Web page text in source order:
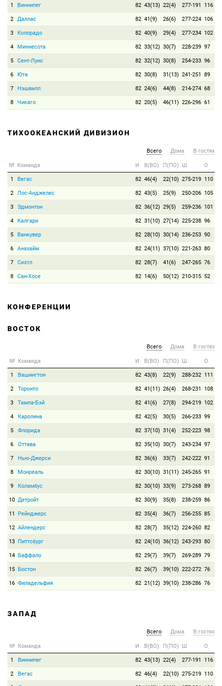
1 Виннипег 82 43(13) 22(4) 277-191 116
2 Даллас 82 41(9) 26(6) 277-224 106
3 Колорадо 82 40(9) 29(4) 277-234 102
4 Миннесота 82 33(12) 30(7) 228-239 97
5 Сент-Луис 82 32(12) 30(8) 254-233 96
6 Юта 82 30(8) 31(13) 241-251 89
7 Нэшвилл 82 24(6) 44(8) 214-274 68
8 Чикаго 82 20(5) 46(11) 226-296 61
ТИХООКЕАНСКИЙ ДИВИЗИОН
Всего Дома В гостях
№ Команда И В(ВО) П(ПО) Ш О
1 Вегас 82 46(4) 22(10) 275-219 110
2 Лос-Анджелес 82 43(5) 25(9) 250-206 105
3 Эдмонтон 82 36(12) 29(5) 259-236 101
4 Калгари 82 31(10) 27(14) 225-238 96
5 Ванкувер 82 28(10) 30(14) 236-253 90
6 Анахайм 82 24(11) 37(10) 221-263 80
7 Сиэтл 82 28(7) 41(6) 247-265 76
8 Сан-Хосе 82 14(6) 50(12) 210-315 52
КОНФЕРЕНЦИИ
ВОСТОК
Всего Дома В гостях
№ Команда И В(ВО) П(ПО) Ш О
1 Вашингтон 82 43(8) 22(9) 288-232 111
2 Торонто 82 41(11) 26(4) 268-231 108
3 Тампа-Бэй 82 41(6) 27(8) 294-219 102
4 Каролина 82 42(5) 30(5) 266-233 99
5 Флорида 82 37(10) 31(4) 252-223 98
6 Оттава 82 35(10) 30(7) 243-234 97
7 Нью-Джерси 82 36(6) 33(7) 242-222 91
8 Монреаль 82 30(10) 31(11) 245-265 91
9 Коламбус 82 30(10) 33(9) 273-268 89
10 Детройт 82 30(9) 35(8) 238-259 86
11 Рейнджерс 82 35(4) 36(7) 256-255 85
12 Айлендерс 82 28(7) 35(12) 224-260 82
13 Питтсбург 82 24(10) 36(12) 243-293 80
14 Баффало 82 29(7) 39(7) 269-289 79
15 Бостон 82 26(7) 39(10) 222-272 76
16 Филадельфия 82 21(12) 39(10) 238-286 76
ЗАПАД
Всего Дома В гостях
№ Команда И В(ВО) П(ПО) Ш О
1 Виннипег 82 43(13) 22(4) 277-191 116
2 Вегас 82 46(4) 22(10) 275-219 110